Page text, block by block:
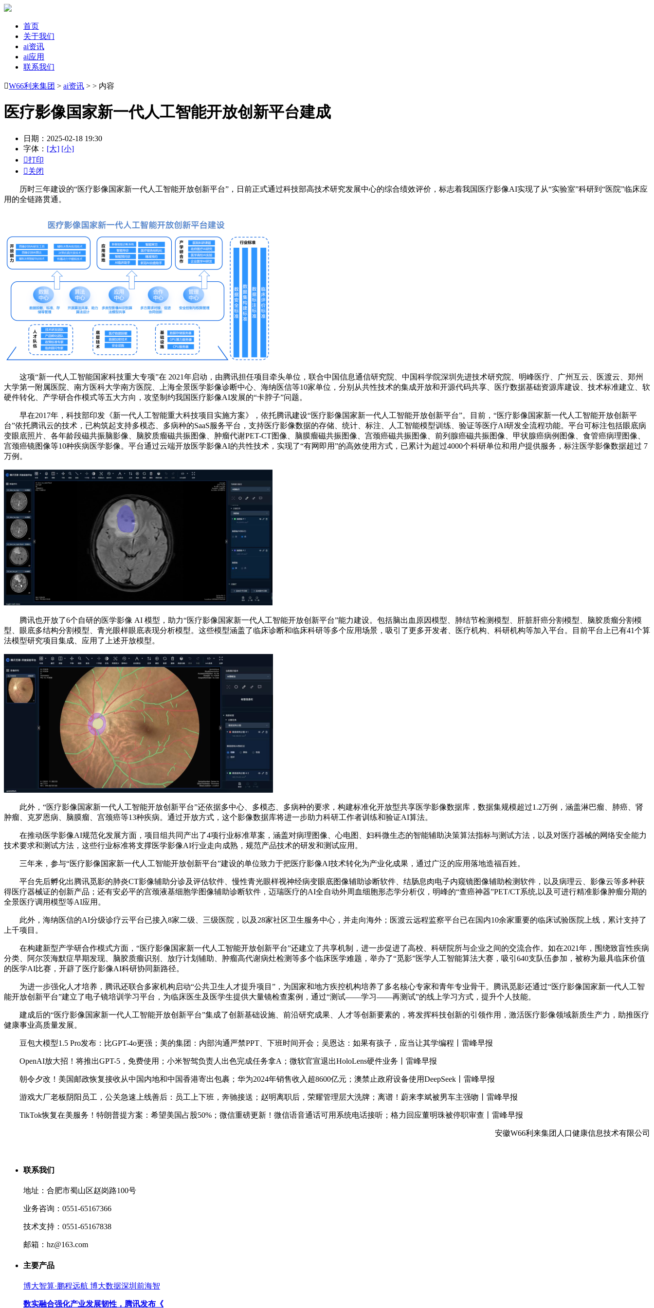
首页
关于我们
ai资讯
ai应用
联系我们
W66利来集团 > ai资讯 > > 内容
医疗影像国家新一代人工智能开放创新平台建成
日期：2025-02-18 19:30
字体： [大] [小]
打印
关闭
历时三年建设的“医疗影像国家新一代人工智能开放创新平台”，日前正式通过科技部高技术研究发展中心的综合绩效评价，标志着我国医疗影像AI实现了从“实验室”科研到“医院”临床应
用的全链路贯通。
这项“新一代人工智能国家科技重大专项”在 2021年启动，由腾讯担任项目牵头单位，联合中国信息通信研究院、中国科学院深圳先进技术研究院、明峰医疗、广州互云、医渡云、郑州
大学第一附属医院、南方医科大学南方医院、上海全景医学影像诊断中心、海纳医信等10家单位，分别从共性技术的集成开放和开源代码共享、医疗数据基础资源库建设、技术标准建立、软
硬件转化、产学研合作模式等五大方向，攻坚制约我国医疗影像AI发展的“卡脖子”问题。
早在2017年，科技部印发《新一代人工智能重大科技项目实施方案》，依托腾讯建设“医疗影像国家新一代人工智能开放创新平台”。目前，“医疗影像国家新一代人工智能开放创新平
台”依托腾讯云的技术，已构筑起支持多模态、多病种的SaaS服务平台，支持医疗影像数据的存储、统计、标注、人工智能模型训练、验证等医疗AI研发全流程功能。平台可标注包括眼底病
变眼底照片、各年龄段磁共振脑影像、脑胶质瘤磁共振图像、肿瘤代谢PET-CT图像、脑膜瘤磁共振图像、宫颈癌磁共振图像、前列腺癌磁共振图像、甲状腺癌病例图像、食管癌病理图像、
宫颈癌镜图像等10种疾病医学影像。平台通过云端开放医学影像AI的共性技术，实现了“有网即用”的高效使用方式，已累计为超过4000个科研单位和用户提供服务，标注医学影像数据超过 7
万例。
腾讯也开放了6个自研的医学影像 AI 模型，助力“医疗影像国家新一代人工智能开放创新平台”能力建设。包括脑出血原因模型、肺结节检测模型、肝脏肝癌分割模型、脑胶质瘤分割模
型、眼底多结构分割模型、青光眼样眼底表现分析模型。这些模型涵盖了临床诊断和临床科研等多个应用场景，吸引了更多开发者、医疗机构、科研机构等加入平台。目前平台上已有41个算
法模型研究项目集成、应用了上述开放模型。
此外，“医疗影像国家新一代人工智能开放创新平台”还依据多中心、多模态、多病种的要求，构建标准化开放型共享医学影像数据库，数据集规模超过1.2万例，涵盖淋巴瘤、肺癌、肾
肿瘤、克罗恩病、脑膜瘤、宫颈癌等13种疾病。通过开放方式，这个影像数据库将进一步助力科研工作者训练和验证AI算法。
在推动医学影像AI规范化发展方面，项目组共同产出了4项行业标准草案，涵盖对病理图像、心电图、妇科微生态的智能辅助决策算法指标与测试方法，以及对医疗器械的网络安全能力
技术要求和测试方法，这些行业标准将支撑医学影像AI行业走向成熟，规范产品技术的研发和测试应用。
三年来，参与“医疗影像国家新一代人工智能开放创新平台”建设的单位致力于把医疗影像AI技术转化为产业化成果，通过广泛的应用落地造福百姓。
平台先后孵化出腾讯觅影的肺炎CT影像辅助分诊及评估软件、慢性青光眼样视神经病变眼底图像辅助诊断软件、结肠息肉电子内窥镜图像辅助检测软件，以及病理云、影像云等多种获
得医疗器械证的创新产品；还有安必平的宫颈液基细胞学图像辅助诊断软件，迈瑞医疗的AI全自动外周血细胞形态学分析仪，明峰的“查癌神器”PET/CT系统,以及可进行精准影像肿瘤分期的
全景医疗调用模型等AI应用。
此外，海纳医信的AI分级诊疗云平台已接入8家二级、三级医院，以及28家社区卫生服务中心，并走向海外；医渡云远程监察平台已在国内10余家重要的临床试验医院上线，累计支持了
上千项目。
在构建新型产学研合作模式方面，“医疗影像国家新一代人工智能开放创新平台”还建立了共享机制，进一步促进了高校、科研院所与企业之间的交流合作。如在2021年，围绕致盲性疾病
分类、阿尔茨海默症早期发现、脑胶质瘤识别、放疗计划辅助、肿瘤高代谢病灶检测等多个临床医学难题，举办了“觅影”医学人工智能算法大赛，吸引640支队伍参加，被称为最具临床价值
的医学AI比赛，开辟了医疗影像AI科研协同新路径。
为进一步强化人才培养，腾讯还联合多家机构启动“公共卫生人才提升项目”，为国家和地方疾控机构培养了多名核心专家和青年专业骨干。腾讯觅影还通过“医疗影像国家新一代人工智
能开放创新平台”建立了电子镜培训学习平台，为临床医生及医学生提供大量镜检查案例，通过“测试——学习——再测试”的线上学习方式，提升个人技能。
建成后的“医疗影像国家新一代人工智能开放创新平台”集成了创新基础设施、前沿研究成果、人才等创新要素的，将发挥科技创新的引领作用，激活医疗影像领域新质生产力，助推医疗
健康事业高质量发展。
豆包大模型1.5 Pro发布：比GPT-4o更强；美的集团：内部沟通严禁PPT、下班时间开会；吴恩达：如果有孩子，应当让其学编程丨雷峰早报
OpenAI放大招！将推出GPT-5，免费使用；小米智驾负责人出色完成任务拿A；微软官宣退出HoloLens硬件业务丨雷峰早报
朝令夕改！美国邮政恢复接收从中国内地和中国香港寄出包裹；华为2024年销售收入超8600亿元；澳禁止政府设备使用DeepSeek丨雷峰早报
游戏大厂老板阴阳员工，公关急速上线善后：员工上下班，奔驰接送；赵明离职后，荣耀管理层大洗牌；离谱！蔚来李斌被男车主强吻丨雷峰早报
TikTok恢复在美服务！特朗普提方案：希望美国占股50%；微信重磅更新！微信语音通话可用系统电话接听；格力回应董明珠被停职审查丨雷峰早报
安徽W66利来集团人口健康信息技术有限公司
联系我们
地址：合肥市蜀山区赵岗路100号
业务咨询：0551-65167366
技术支持：0551-65167838
邮箱：hz@163.com
主要产品
博大智算·鹏程远航 博大数据深圳前海智
数实融合强化产业发展韧性，腾讯发布《